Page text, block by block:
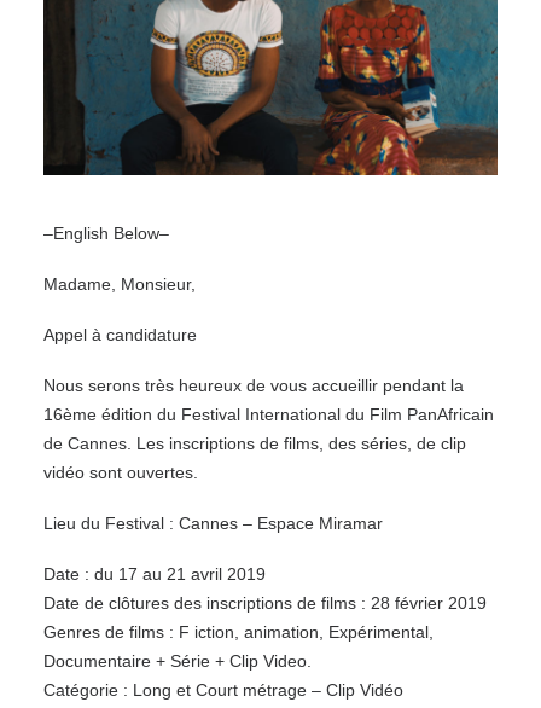
–English Below–
Madame, Monsieur,
Appel à candidature
Nous serons très heureux de vous accueillir pendant la
16ème édition du Festival International du Film PanAfricain
de Cannes. Les inscriptions de films, des séries, de clip
vidéo sont ouvertes.
Lieu du Festival : Cannes – Espace Miramar
Date : du 17 au 21 avril 2019
Date de clôtures des inscriptions de films : 28 février 2019
Genres de films : F iction, animation, Expérimental,
Documentaire + Série + Clip Video.
Catégorie : Long et Court métrage – Clip Vidéo